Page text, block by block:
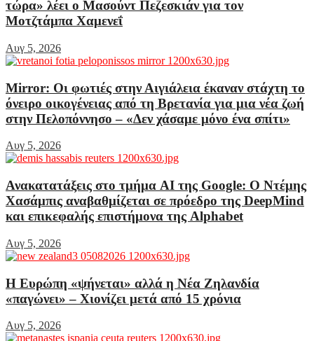
τώρα» λέει ο Μασούντ Πεζεσκιάν για τον
Μοτζτάμπα Χαμενεΐ
Αυγ 5, 2026
Mirror: Οι φωτιές στην Αιγιάλεια έκαναν στάχτη το
όνειρο οικογένειας από τη Βρετανία για μια νέα ζωή
στην Πελοπόννησο – «Δεν χάσαμε μόνο ένα σπίτι»
Αυγ 5, 2026
Ανακατατάξεις στο τμήμα AI της Google: Ο Ντέμης
Χασάμπις αναβαθμίζεται σε πρόεδρο της DeepMind
και επικεφαλής επιστήμονα της Alphabet
Αυγ 5, 2026
Η Ευρώπη «ψήνεται» αλλά η Νέα Ζηλανδία
«παγώνει» – Χιονίζει μετά από 15 χρόνια
Αυγ 5, 2026